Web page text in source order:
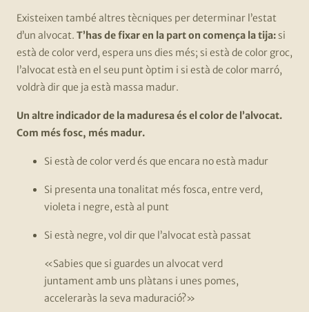
Existeixen també altres tècniques per determinar l’estat
d’un alvocat. T’has de fixar en la part on comença la tija: si
està de color verd, espera uns dies més; si està de color groc,
l’alvocat està en el seu punt òptim i si està de color marró,
voldrà dir que ja està massa madur.
Un altre indicador de la maduresa és el color de l’alvocat.
Com més fosc, més madur.
Si està de color verd és que encara no està madur
Si presenta una tonalitat més fosca, entre verd,
violeta i negre, està al punt
Si està negre, vol dir que l’alvocat està passat
«Sabies que si guardes un alvocat verd
juntament amb uns plàtans i unes pomes,
acceleraràs la seva maduració?»